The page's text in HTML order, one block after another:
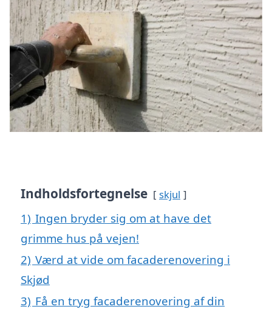
Indholdsfortegnelse skjul
1) Ingen bryder sig om at have det
grimme hus på vejen!
2) Værd at vide om facaderenovering i
Skjød
3) Få en tryg facaderenovering af din